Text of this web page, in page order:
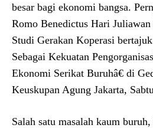
besar bagi ekonomi bangsa.
Romo Benedictus Hari
Studi Gerakan Koperasi
Sebagai Kekuatan
Ekonomi Serikat Buruhâ€ di
Keuskupan Agung Jakarta,
Salah satu masalah kaum